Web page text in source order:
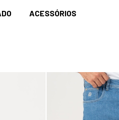
ACESSÓRIOS